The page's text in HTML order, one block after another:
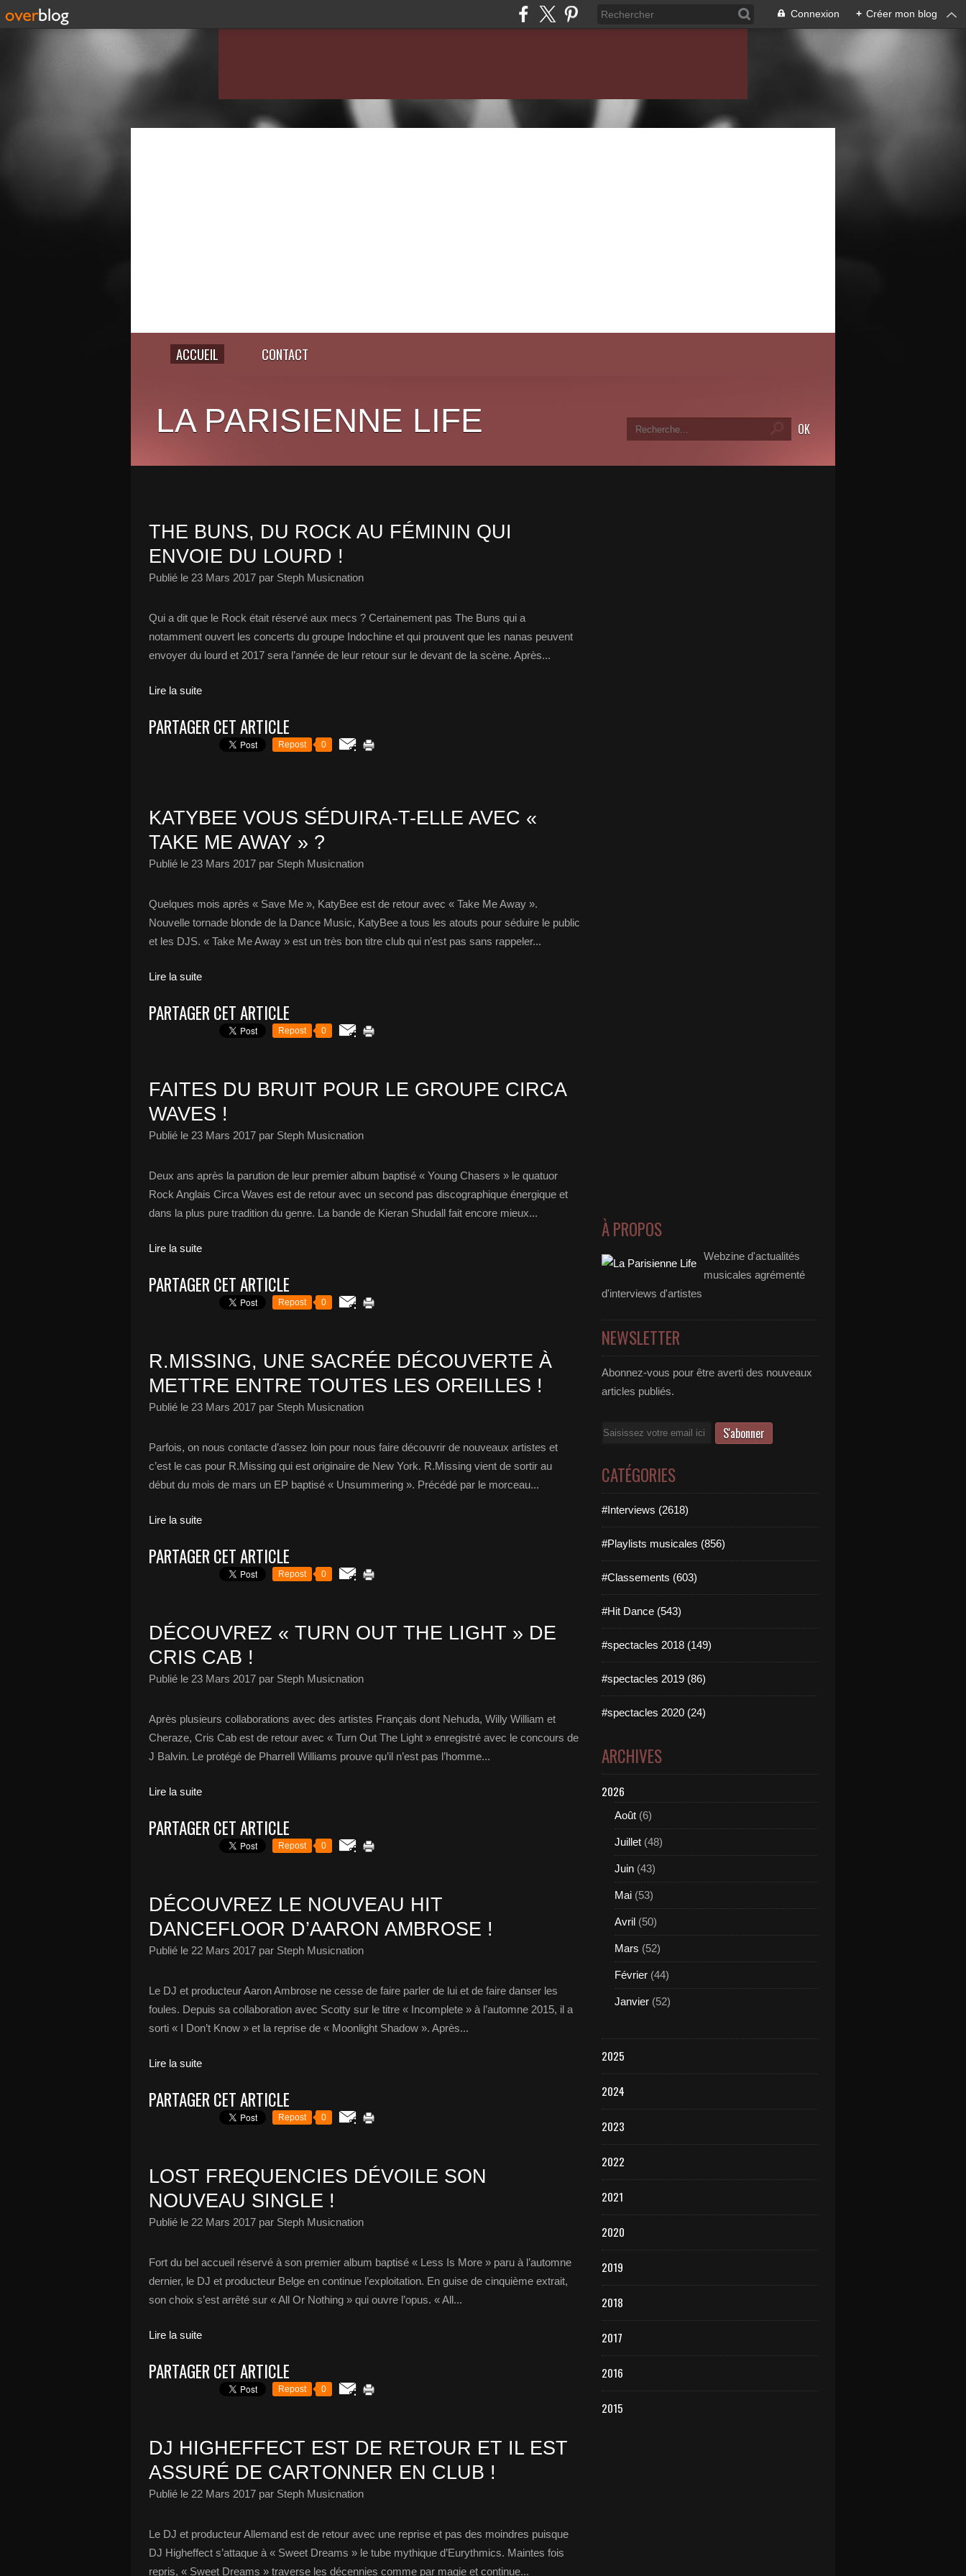
Connexion + Créer mon blog
ACCUEIL CONTACT
LA PARISIENNE LIFE
THE BUNS, DU ROCK AU FÉMININ QUI
ENVOIE DU LOURD !
Publié le 23 Mars 2017 par Steph Musicnation
Qui a dit que le Rock était réservé aux mecs ? Certainement pas The Buns qui a
notamment ouvert les concerts du groupe Indochine et qui prouvent que les nanas peuvent
envoyer du lourd et 2017 sera l’année de leur retour sur le devant de la scène. Après...
Lire la suite
PARTAGER CET ARTICLE
Repost 0
KATYBEE VOUS SÉDUIRA-T-ELLE AVEC «
TAKE ME AWAY » ?
Publié le 23 Mars 2017 par Steph Musicnation
Quelques mois après « Save Me », KatyBee est de retour avec « Take Me Away ».
Nouvelle tornade blonde de la Dance Music, KatyBee a tous les atouts pour séduire le public
et les DJS. « Take Me Away » est un très bon titre club qui n’est pas sans rappeler...
Lire la suite
PARTAGER CET ARTICLE
Repost 0
FAITES DU BRUIT POUR LE GROUPE CIRCA
WAVES !
Publié le 23 Mars 2017 par Steph Musicnation
Deux ans après la parution de leur premier album baptisé « Young Chasers » le quatuor
Rock Anglais Circa Waves est de retour avec un second pas discographique énergique et
dans la plus pure tradition du genre. La bande de Kieran Shudall fait encore mieux...
Lire la suite
PARTAGER CET ARTICLE
Repost 0
R.MISSING, UNE SACRÉE DÉCOUVERTE À
METTRE ENTRE TOUTES LES OREILLES !
Publié le 23 Mars 2017 par Steph Musicnation
Parfois, on nous contacte d’assez loin pour nous faire découvrir de nouveaux artistes et
c’est le cas pour R.Missing qui est originaire de New York. R.Missing vient de sortir au
début du mois de mars un EP baptisé « Unsummering ». Précédé par le morceau...
Lire la suite
PARTAGER CET ARTICLE
Repost 0
DÉCOUVREZ « TURN OUT THE LIGHT » DE
CRIS CAB !
Publié le 23 Mars 2017 par Steph Musicnation
Après plusieurs collaborations avec des artistes Français dont Nehuda, Willy William et
Cheraze, Cris Cab est de retour avec « Turn Out The Light » enregistré avec le concours de
J Balvin. Le protégé de Pharrell Williams prouve qu’il n’est pas l’homme...
Lire la suite
PARTAGER CET ARTICLE
Repost 0
DÉCOUVREZ LE NOUVEAU HIT
DANCEFLOOR D’AARON AMBROSE !
Publié le 22 Mars 2017 par Steph Musicnation
Le DJ et producteur Aaron Ambrose ne cesse de faire parler de lui et de faire danser les
foules. Depuis sa collaboration avec Scotty sur le titre « Incomplete » à l’automne 2015, il a
sorti « I Don’t Know » et la reprise de « Moonlight Shadow ». Après...
Lire la suite
PARTAGER CET ARTICLE
Repost 0
LOST FREQUENCIES DÉVOILE SON
NOUVEAU SINGLE !
Publié le 22 Mars 2017 par Steph Musicnation
Fort du bel accueil réservé à son premier album baptisé « Less Is More » paru à l’automne
dernier, le DJ et producteur Belge en continue l’exploitation. En guise de cinquième extrait,
son choix s’est arrêté sur « All Or Nothing » qui ouvre l’opus. « All...
Lire la suite
PARTAGER CET ARTICLE
Repost 0
DJ HIGHEFFECT EST DE RETOUR ET IL EST
ASSURÉ DE CARTONNER EN CLUB !
Publié le 22 Mars 2017 par Steph Musicnation
Le DJ et producteur Allemand est de retour avec une reprise et pas des moindres puisque
DJ Higheffect s’attaque à « Sweet Dreams » le tube mythique d’Eurythmics. Maintes fois
repris, « Sweet Dreams » traverse les décennies comme par magie et continue...
À PROPOS
Webzine d'actualités
musicales agrémenté
d'interviews d'artistes
NEWSLETTER
Abonnez-vous pour être averti des nouveaux
articles publiés.
Email
CATÉGORIES
#Interviews (2618)
#Playlists musicales (856)
#Classements (603)
#Hit Dance (543)
#spectacles 2018 (149)
#spectacles 2019 (86)
#spectacles 2020 (24)
ARCHIVES
2026
Août (6)
Juillet (48)
Juin (43)
Mai (53)
Avril (50)
Mars (52)
Février (44)
Janvier (52)
2025
2024
2023
2022
2021
2020
2019
2018
2017
2016
2015